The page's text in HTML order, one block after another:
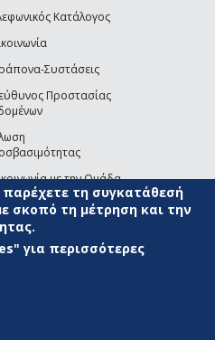
Κατάλογος
Συστάσεις
Προστασίας
με την Ομάδα
του site(link sends e-mail)
τη συγκατάθεσή
σκοπό τη μέτρηση και την
για περισσότερες